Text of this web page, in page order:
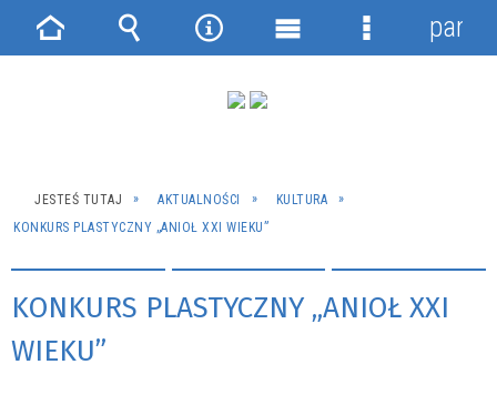
JESTEŚ TUTAJ AKTUALNOŚCI
KULTURA
KONKURS PLASTYCZNY „ANIOŁ XXI WIEKU”
KONKURS PLASTYCZNY „ANIOŁ XXI
WIEKU”
Strona Wyszukiwarka
NarzędziaMenu
Menu
panel